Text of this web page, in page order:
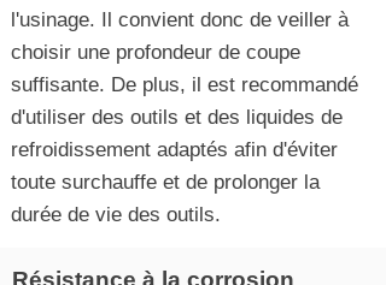
l'usinage. Il convient donc de veiller à
choisir une profondeur de coupe
suffisante. De plus, il est recommandé
d'utiliser des outils et des liquides de
refroidissement adaptés afin d'éviter
toute surchauffe et de prolonger la
durée de vie des outils.
Résistance à la corrosion